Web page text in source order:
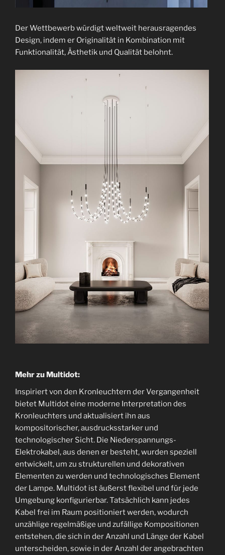
Der Wettbewerb würdigt weltweit herausragendes
Design, indem er Originalität in Kombination mit
Funktionalität, Ästhetik und Qualität belohnt.
Mehr zu Multidot:
Inspiriert von den Kronleuchtern der Vergangenheit
bietet Multidot eine moderne Interpretation des
Kronleuchters und aktualisiert ihn aus
kompositorischer, ausdrucksstarker und
technologischer Sicht.‎ Die Niederspannungs-
Elektrokabel, aus denen er besteht, wurden speziell
entwickelt, um zu strukturellen und dekorativen
Elementen zu werden und technologisches Element
der Lampe.‎ Multidot ist äußerst flexibel und für jede
Umgebung konfigurierbar.‎ Tatsächlich kann jedes
Kabel frei im Raum positioniert werden, wodurch
unzählige regelmäßige und zufällige Kompositionen
entstehen, die sich in der Anzahl und Länge der Kabel
unterscheiden, sowie in der Anzahl der angebrachten